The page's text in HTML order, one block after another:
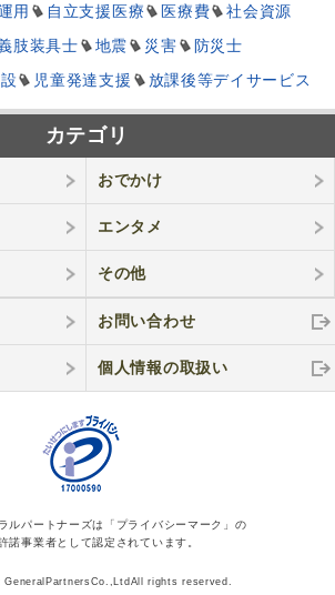
用 自立支援医療 医療費
社会資源
肢装具士 地震 災害
防災士
児童発達支援 放課後等デイサービス
カテゴリ
おでかけ
エンタメ
その他
お問い合わせ
個人情報の取扱い
ルパートナーズは「プライバシーマーク」の
諾事業者として認定されています。
rights reserved.